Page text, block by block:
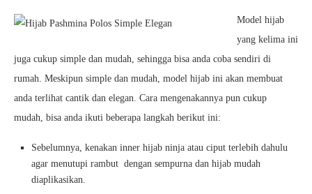
Model hijab
yang kelima ini
juga cukup simple dan mudah, sehingga bisa anda coba sendiri di
rumah. Meskipun simple dan mudah, model hijab ini akan membuat
anda terlihat cantik dan elegan. Cara mengenakannya pun cukup
mudah, bisa anda ikuti beberapa langkah berikut ini:
Sebelumnya, kenakan inner hijab ninja atau ciput terlebih dahulu
agar menutupi rambut dengan sempurna dan hijab mudah
diaplikasikan.